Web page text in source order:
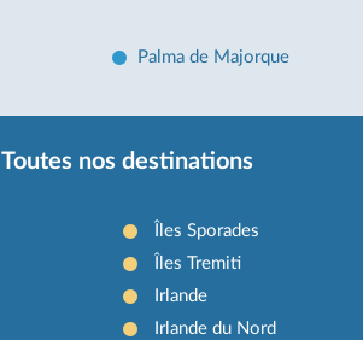
Palma de Majorque
Toutes nos destinations
Îles Sporades
Îles Tremiti
Irlande
Irlande du Nord